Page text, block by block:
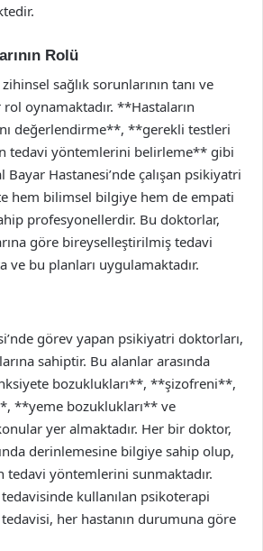
Rolü
sağlık sorunlarının tanı ve
oynamaktadır. **Hastaların
değerlendirme**, **gerekli testleri
tedavi yöntemlerini belirleme** gibi
Bayar Hastanesi’nde çalışan psikiyatri
hem bilimsel bilgiye hem de empati
profesyonellerdir. Bu doktorlar,
göre bireyselleştirilmiş tedavi
ve bu planları uygulamaktadır.
görev yapan psikiyatri doktorları,
sahiptir. Bu alanlar arasında
bozuklukları**, **şizofreni**,
**yeme bozuklukları** ve
yer almaktadır. Her bir doktor,
derinlemesine bilgiye sahip olup,
tedavi yöntemlerini sunmaktadır.
kullanılan psikoterapi
her hastanın durumuna göre